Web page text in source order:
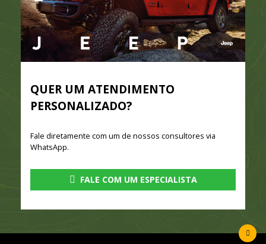
QUER UM ATENDIMENTO
PERSONALIZADO?
Fale diretamente com um de nossos consultores via
WhatsApp.
FALE COM UM ESPECIALISTA